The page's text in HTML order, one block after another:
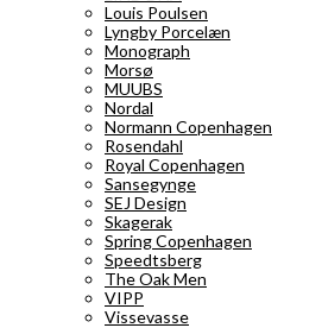
Louis Poulsen
Lyngby Porcelæn
Monograph
Morsø
MUUBS
Nordal
Normann Copenhagen
Rosendahl
Royal Copenhagen
Sansegynge
SEJ Design
Skagerak
Spring Copenhagen
Speedtsberg
The Oak Men
VIPP
Vissevasse